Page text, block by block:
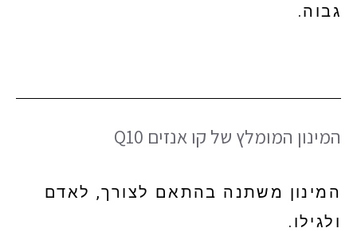
גבוה.
המינון המומלץ של קו אנזים Q10
המינון משתנה בהתאם לצורך, לאדם
ולגילו.